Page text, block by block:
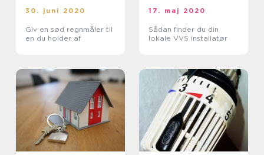
30. juni 2020
Giv en sød regnmåler til
en du holder af
17. maj 2020
Sådan finder du din
lokale VVS installatør